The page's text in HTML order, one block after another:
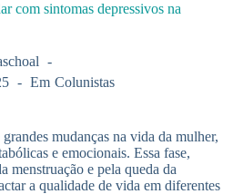
com sintomas depressivos na
Em Colunistas
mudanças na vida da mulher,
e emocionais. Essa fase,
menstruação e pela queda da
a qualidade de vida em diferentes